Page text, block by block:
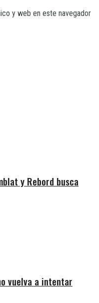
y web en este navegador
y Rebord busca
vuelva a intentar